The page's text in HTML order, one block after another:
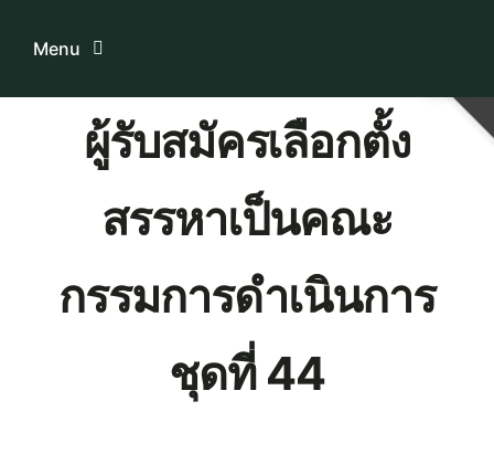
Menu
ระบบบริการสมาชิก
ผู้รับสมัครเลือกตั้ง
สรรหาเป็นคณะ
กรรมการดำเนินการ
ชุดที่ 44